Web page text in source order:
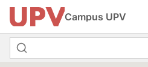
Campus UPV